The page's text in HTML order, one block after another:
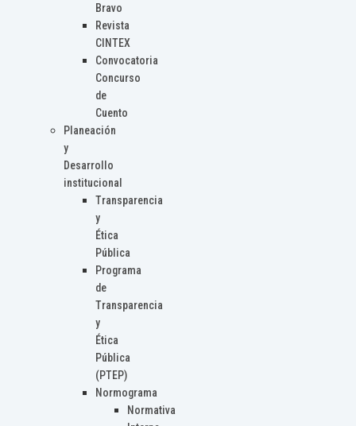
Bravo
Revista
CINTEX
Convocatoria
Concurso
de
Cuento
Planeación
y
Desarrollo
institucional
Transparencia
y
Ética
Pública
Programa
de
Transparencia
y
Ética
Pública
(PTEP)
Normograma
Normativa